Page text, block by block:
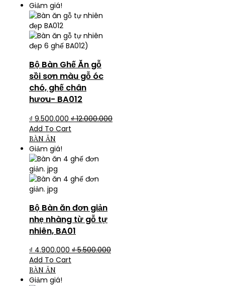
Giảm giá!
Bộ Bàn Ghế Ăn gỗ
sồi sơn màu gỗ óc
chó, ghế chân
hươu- BA012
₫ 9.500.000 ₫12.000.000
Add To Cart
BÀN ĂN
Giảm giá!
Bộ Bàn ăn đơn giản
nhẹ nhàng từ gỗ tự
nhiên, BA01
₫ 4.900.000 ₫5.500.000
Add To Cart
BÀN ĂN
Giảm giá!